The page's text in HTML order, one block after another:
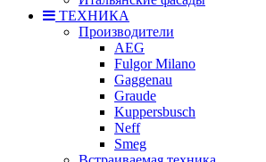
ТЕХНИКА
Производители
AEG
Fulgor Milano
Gaggenau
Graude
Kuppersbusch
Neff
Smeg